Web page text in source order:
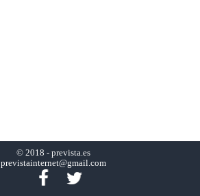
© 2018 - prevista.es
previstainternet@gmail.com